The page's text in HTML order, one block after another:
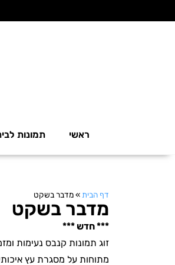
ראשי תמונות
דף הבית »מדבר בשקט
מדבר בשקט
*** חדש ***
זוג תמונות קנבס נעימות
מתוחות על מסגרת עץ